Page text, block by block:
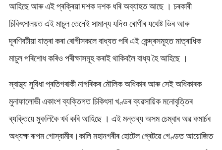
আহিছে আৰু এই প্ৰক্ৰিয়া দশক দশক ধৰি অব্যাহত আছে । চৰকাৰী
চিকিৎসালয়ত এই মাচুল তেনেই সামান্য যদিও ৰোগীৰ যথেষ্ট ভিৰ আৰু
দূৰণিবটীয়া যাত্ৰা কৰা ৰোগীসকলে বাধ্যত পৰি এই কেন্দ্ৰসমূহত মাত্ৰাধিক
মাচুল পৰিশোধ কৰিও পৰীক্ষাসমূহ কৰাই থাকিবলৈ বাধ্য হৈ আহিছে ।
স্বাস্থ্য সুবিধা প্ৰতিগৰাকী নাগৰিকৰ মৌলিক অধিকাৰ আৰু সেই অধিকাৰক
মুনাফালোভী একাংশ ব্যক্তিগত চিকিৎসা খণ্ডৰ ব্যৱসায়িক মনোবৃত্তিৰ
ব্যক্তিয়ে মুকলিকৈ খৰ্ব কৰি আহিছে । এই মন্তব্য অসম চেম্বাৰ অৱ কমাৰ্চৰ
অধ্যক্ষ ৰূপম গোস্বামীৰ।কালি মহানগৰীৰ হোটেল গ্ৰেটৱে গেণ্ডত আয়োজিত